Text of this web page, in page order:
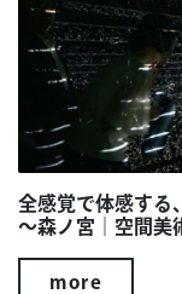
全感覚で体感する
～森ノ宮｜空間美
more